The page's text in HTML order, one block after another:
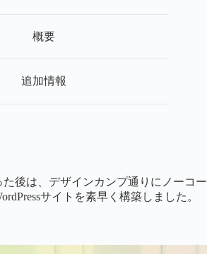
概要
追加情報
後は、デザインカンプ通りにノーコー
サイトを素早く構築しました。